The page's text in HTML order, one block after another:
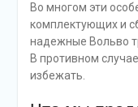
Во многом эти
комплектующих и
надежные Вольво
В противном
избежать.